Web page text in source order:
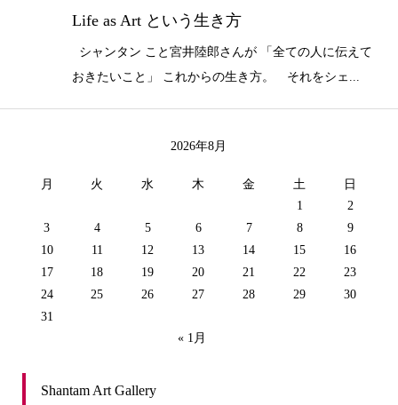
Life as Art という生き方
シャンタン こと宮井陸郎さんが 「全ての人に伝えて
おきたいこと」 これからの生き方。 それをシェ...
2026年8月
月 火 水 木 金 土
日
1
2
3
4 5 6 7 8
9
10
11 12 13 14 15
16
17
18 19 20 21 22
23
24
25 26 27 28 29
30
31
« 1月
Shantam Art Gallery